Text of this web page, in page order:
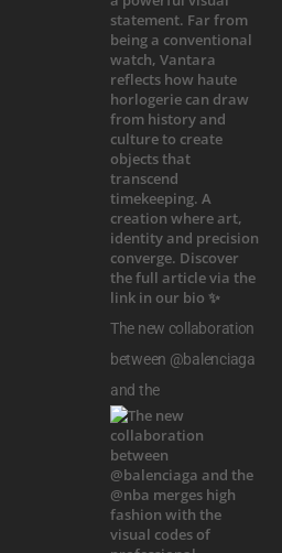
The new collaboration
between @balenciaga
and the